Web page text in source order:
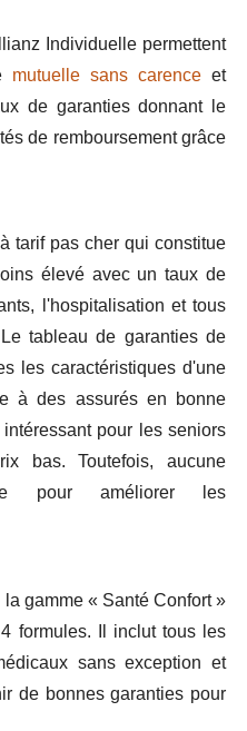
Individuelle permettent
mutuelle sans carence et
de garanties donnant le
de remboursement grâce
tarif pas cher qui constitue
élevé avec un taux de
l'hospitalisation et tous
tableau de garanties de
les caractéristiques d'une
à des assurés en bonne
pour les seniors
bas. Toutefois, aucune
pour améliorer les
gamme « Santé Confort »
formules. Il inclut tous les
sans exception et
de bonnes garanties pour